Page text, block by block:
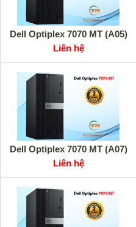
Dell Optiplex 7070 MT (A05)
Liên hệ
Dell Optiplex 7070 MT (A07)
Liên hệ